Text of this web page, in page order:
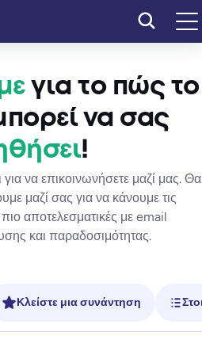
για το πώς το
να σας
!
να επικοινωνήσετε μαζί μας. Θα
μαζί σας για να κάνουμε τις
αποτελεσματικές με email
και παραδοσιμότητας.
Κλείστε μια συνάντηση